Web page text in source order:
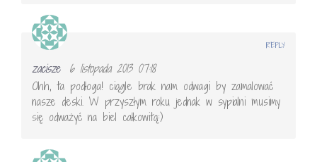
zacisze
6 listopada 2013 07:18
Ohh, ta podłoga! ciągle brak nam odwagi by zamalować
nasze deski. W przyszłym roku jednak w sypialni musimy
się odważyć na biel całkowitą:)
REPLY